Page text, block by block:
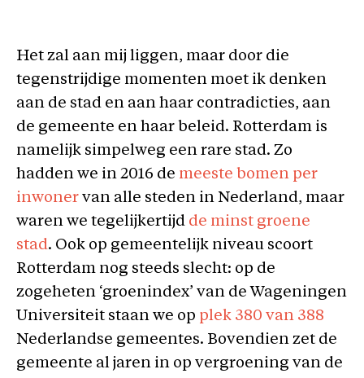
Het zal aan mij liggen, maar door die
tegenstrijdige momenten moet ik denken
aan de stad en aan haar contradicties, aan
de gemeente en haar beleid. Rotterdam is
namelijk simpelweg een rare stad. Zo
hadden we in 2016 de meeste bomen per
inwoner van alle steden in Nederland, maar
waren we tegelijkertijd de minst groene
stad. Ook op gemeentelijk niveau scoort
Rotterdam nog steeds slecht: op de
zogeheten ‘groenindex’ van de Wageningen
Universiteit staan we op plek 380 van 388
Nederlandse gemeentes. Bovendien zet de
gemeente al jaren in op vergroening van de